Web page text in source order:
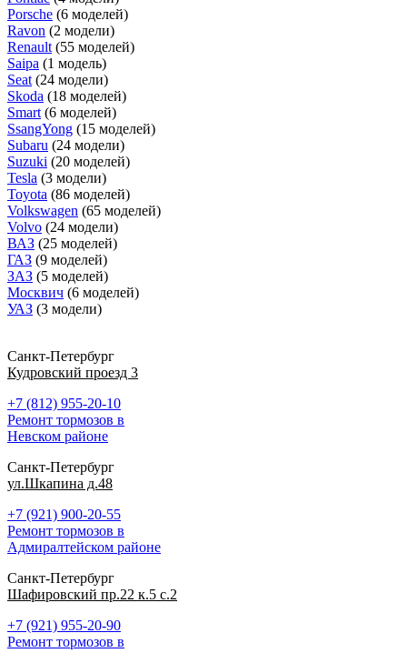
Porsche (6 моделей)
Ravon (2 модели)
Renault (55 моделей)
Saipa (1 модель)
Seat (24 модели)
Skoda (18 моделей)
Smart (6 моделей)
SsangYong (15 моделей)
Subaru (24 модели)
Suzuki (20 моделей)
Tesla (3 модели)
Toyota (86 моделей)
Volkswagen (65 моделей)
Volvo (24 модели)
ВАЗ (25 моделей)
ГАЗ (9 моделей)
ЗАЗ (5 моделей)
Москвич (6 моделей)
УАЗ (3 модели)
Санкт-Петербург
Кудровский проезд 3
+7 (812) 955-20-10
Ремонт тормозов в
Невском районе
Санкт-Петербург
ул.Шкапина д.48
+7 (921) 900-20-55
Ремонт тормозов в
Адмиралтейском районе
Санкт-Петербург
Шафировский пр.22 к.5 с.2
+7 (921) 955-20-90
Ремонт тормозов в